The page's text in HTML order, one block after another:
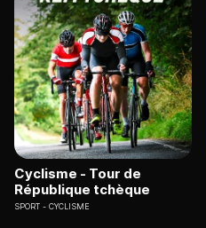
Cyclisme - Tour de
République tchèque
SPORT CYCLISME